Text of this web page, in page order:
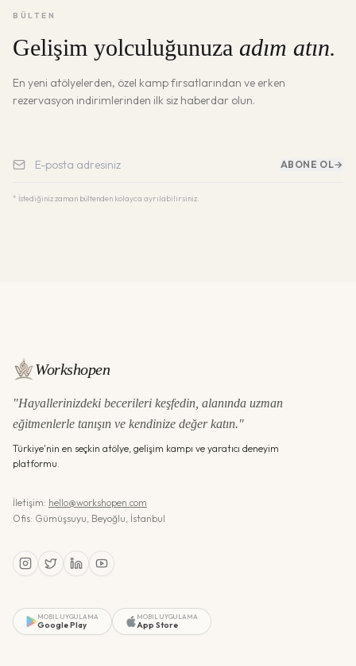
BÜLTEN
Gelişim yolculuğunuza adım atın.
En yeni atölyelerden, özel kamp fırsatlarından ve erken
rezervasyon indirimlerinden ilk siz haberdar olun.
ABONE OL→
* İstediğiniz zaman bültenden kolayca ayrılabilirsiniz.
Workshopen
"Hayallerinizdeki becerileri keşfedin, alanında uzman
eğitmenlerle tanışın ve kendinize değer katın."
Türkiye'nin en seçkin atölye, gelişim kampı ve yaratıcı deneyim
platformu.
İletişim: hello@workshopen.com
Ofis: Gümüşsuyu, Beyoğlu, İstanbul
MOBIL UYGULAMA
Google Play
MOBIL UYGULAMA
App Store